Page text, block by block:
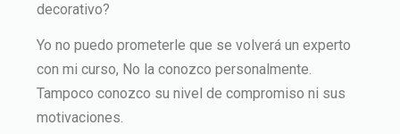
decorativo?
Yo no puedo prometerle que se volverá un experto
con mi curso, No la conozco personalmente.
Tampoco conozco su nivel de compromiso ni sus
motivaciones.